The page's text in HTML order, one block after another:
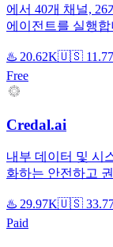
에서 40개 채널,
에이전트를 실행합
♨️ 20.62K🇺🇸
Free
Credal.ai
내부 데이터 및 시
화하는 안전하고
♨️ 29.97K🇺🇸
Paid